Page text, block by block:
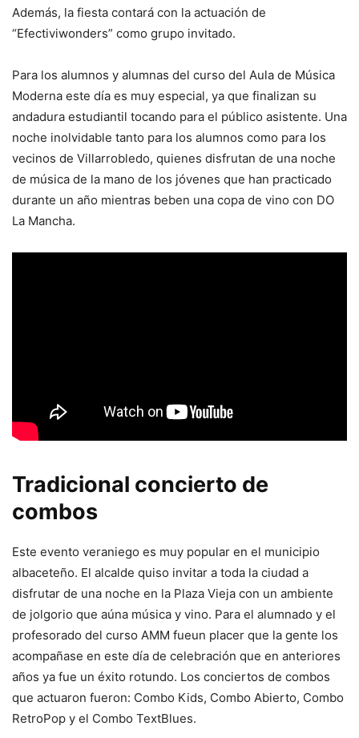
Además, la fiesta contará con la actuación de
“Efectiviwonders” como grupo invitado.
Para los alumnos y alumnas del curso del Aula de Música
Moderna este día es muy especial, ya que finalizan su
andadura estudiantil tocando para el público asistente. Una
noche inolvidable tanto para los alumnos como para los
vecinos de Villarrobledo, quienes disfrutan de una noche
de música de la mano de los jóvenes que han practicado
durante un año mientras beben una copa de vino con DO
La Mancha.
Tradicional concierto de
combos
Este evento veraniego es muy popular en el municipio
albaceteño. El alcalde quiso invitar a toda la ciudad a
disfrutar de una noche en la Plaza Vieja con un ambiente
de jolgorio que aúna música y vino. Para el alumnado y el
profesorado del curso AMM fueun placer que la gente los
acompañase en este día de celebración que en anteriores
años ya fue un éxito rotundo. Los conciertos de combos
que actuaron fueron: Combo Kids, Combo Abierto, Combo
RetroPop y el Combo TextBlues.